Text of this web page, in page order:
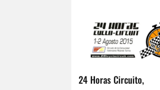
24 Horas Circuito,